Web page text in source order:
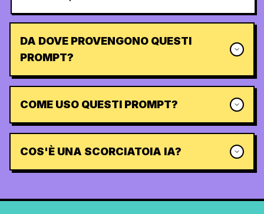
DA DOVE PROVENGONO QUESTI
PROMPT?
COME USO QUESTI PROMPT?
COS'È UNA SCORCIATOIA IA?